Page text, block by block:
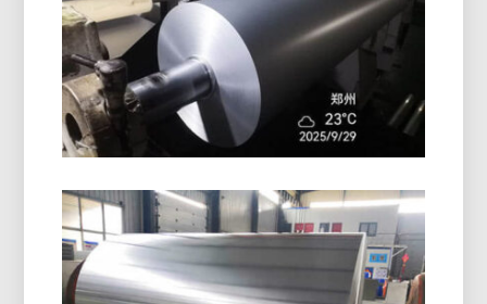
qualità offre un'eccellente protezione della
superficie, Resistenza all'umidità, e prestazioni
affidabili per l'imballaggio e l'isolamento.
Foglio Di Alluminio Per
Imballaggio In Blister
Farmaceutico